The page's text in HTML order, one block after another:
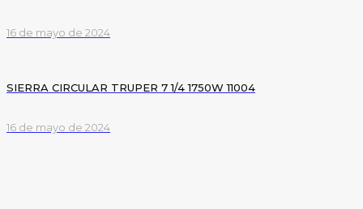
16 de mayo de 2024
SIERRA CIRCULAR TRUPER 7 1/4 1750W 11004
16 de mayo de 2024